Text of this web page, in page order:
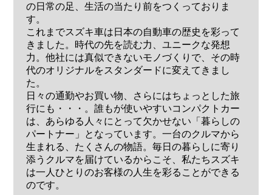
の日常の足、生活の当たり前をつくっておりま
す。
これまでスズキ車は日本の自動車の歴史を彩って
きました。時代の先を読む力、ユニークな発想
力。他社には真似できないモノづくりで、その時
代のオリジナルをスタンダードに変えてきまし
た。
日々の通勤やお買い物、さらにはちょっとした旅
行にも・・・。誰もが使いやすいコンパクトカー
は、あらゆる人々にとって欠かせない「暮らしの
パートナー」となっています。一台のクルマから
生まれる、たくさんの物語。毎日の暮らしに寄り
添うクルマを届けているからこそ、私たちスズキ
は一人ひとりのお客様の人生を彩ることができる
のです。